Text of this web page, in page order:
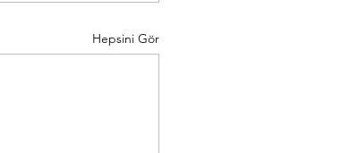
Hepsini Gör